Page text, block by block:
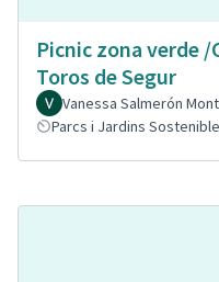
Picnic zona verde /
Toros de Segur
Vanessa Salmerón
Parcs i Jardins